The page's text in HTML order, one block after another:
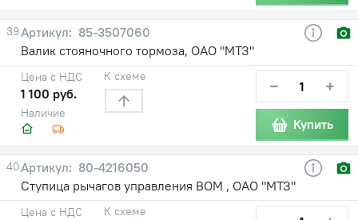
39
85-3507060
Валик стояночного тормоза, ОАО "МТЗ"
Наличие
Цена с НДС
1 100 руб.
К схеме − +
Купить
40
80-4216050
Ступица рычагов управления ВОМ , ОАО "МТЗ"
Цена с НДС К схеме